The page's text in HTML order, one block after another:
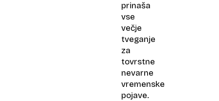
prinaša
vse
večje
tveganje
za
tovrstne
nevarne
vremenske
pojave.